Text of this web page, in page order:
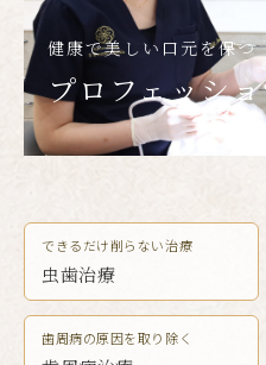
健康で美しい口元を保つ
プロフェッシ
できるだけ削らない治療
虫歯治療
歯周病の原因を取り除く